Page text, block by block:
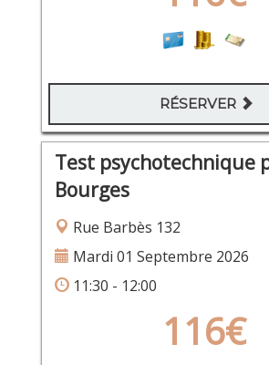
RÉSERVER
Test psychotechnique
Bourges
Rue Barbès 132
Mardi 01 Septembre 2026
11:30 - 12:00
116€